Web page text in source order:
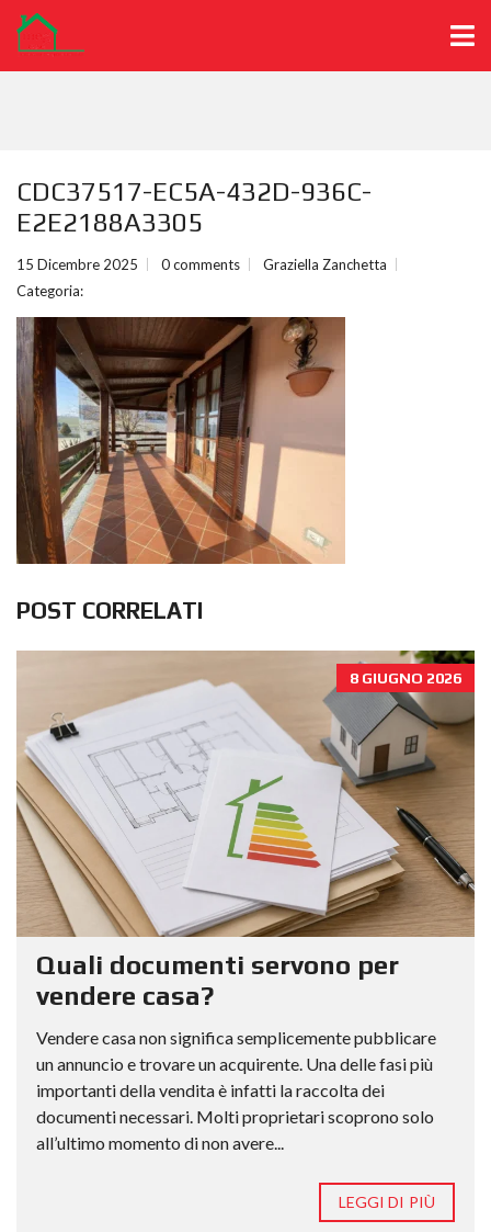
CDC37517-EC5A-432D-936C-
E2E2188A3305
15 Dicembre 2025 0 comments
Graziella Zanchetta
Categoria:
POST CORRELATI
8 GIUGNO 2026
Quali documenti servono per
vendere casa?
Vendere casa non significa semplicemente pubblicare
un annuncio e trovare un acquirente. Una delle fasi più
importanti della vendita è infatti la raccolta dei
documenti necessari. Molti proprietari scoprono solo
all’ultimo momento di non avere...
LEGGI DI PIÙ